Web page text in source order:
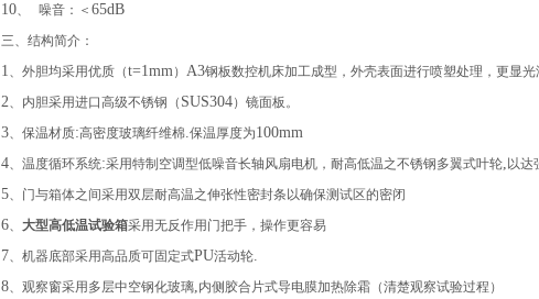
10、 噪音：＜ 65dB
三、结构简介：
1、外胆均采用优质（t=1mm） A3钢板数控机床加工成型，外壳表面进行喷塑处理，更显光
2、内胆采用进口高级不锈钢（ SUS304）镜面板。
3、保温材质:高密度玻璃纤维棉.保温厚度为100mm
4、温度循环系统:采用特制空调型低噪音长轴风扇电机，耐高低温之不锈钢多翼式叶轮, 以达
5、门与箱体之间采用双层耐高温之伸张性密封条以确保测试区的密闭
6、 大型高低温试验箱采用无反作用门把手，操作更容易
7、机器底部采用高品质可固定式PU活动轮.
8、观察窗采用多层中空钢化玻璃,内侧胶合片式导电膜加热除霜（清楚观察试验过程）